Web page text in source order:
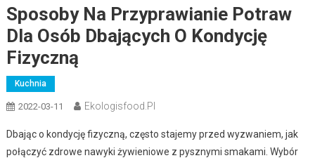
Sposoby Na Przyprawianie Potraw
Dla Osób Dbających O Kondycję
Fizyczną
Kuchnia
2022-03-11 Ekologisfood.pl
Dbając o kondycję fizyczną, często stajemy przed wyzwaniem, jak
połączyć zdrowe nawyki żywieniowe z pysznymi smakami. Wybór